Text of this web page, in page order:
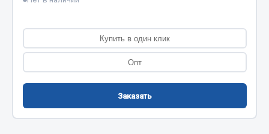
Адаптеры и переходники
Тройники
Угольники
Штуцеры
Купить в один клик
Опт
Заказать